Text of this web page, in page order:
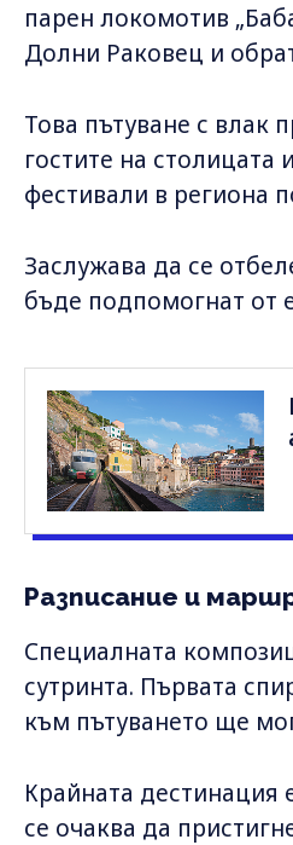
парен локомотив
Долни Раковец и
Това пътуване с влак
гостите на
фестивали в региона
Заслужава да се
бъде подпомогнат от
Разписание и
Специалната
сутринта. Първата
към пътуването ще
Крайната дестинация
се очаква да